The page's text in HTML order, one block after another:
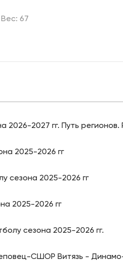
Вес: 67
2026-2027 гг. Путь регионов.
2025-2026 гг
сезона 2025-2026 гг
2025-2026 гг
сезона 2025-2026 гг.
СШОР Витязь -